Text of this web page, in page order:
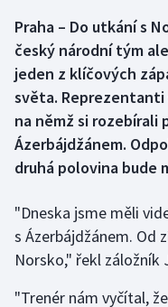
Box
Curling
Dostihy
Florbal
Futsal
Golf
Praha – Do utkání s
český národní tým
jeden z klíčových
světa.
na němž si rozebírali
Ázerbájdžánem.
druhá polovina bude
"Dneska jsme měli
s Ázerbájdžánem. Od
Norsko," řekl záložník
"Trenér nám vyčítal,